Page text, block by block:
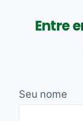
Entre
Seu nome